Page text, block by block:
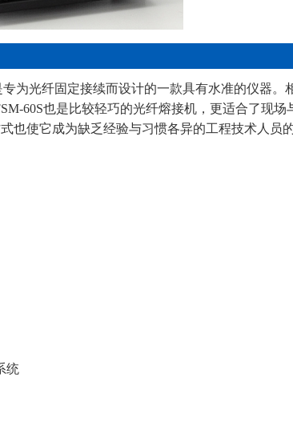
为光纤固定接续而设计的一款具有水准的仪器。
60S也是比较轻巧的光纤熔接机，更适合了现场
也使它成为缺乏经验与习惯各异的工程技术人员的
统